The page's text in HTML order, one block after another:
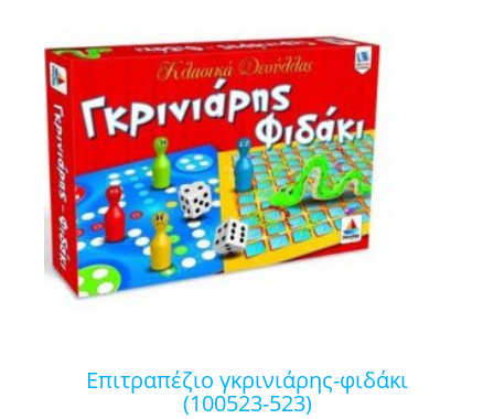
επιτραπέζιο γκρινιάρης-φιδάκι
(100523-523)